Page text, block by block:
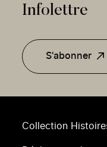
Collection
Infolettre
S'abonner